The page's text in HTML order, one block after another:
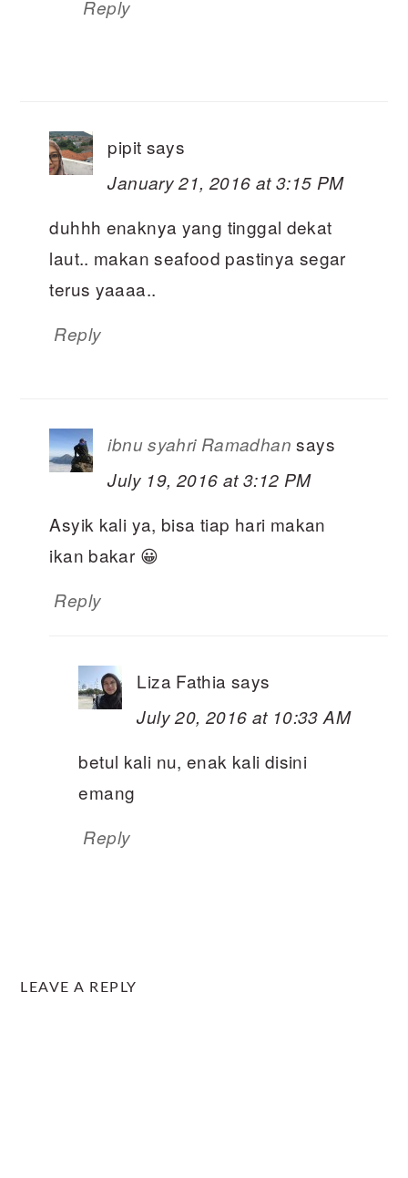
Reply
pipit says
January 21, 2016 at 3:15 PM
duhhh enaknya yang tinggal dekat
laut.. makan seafood pastinya segar
terus yaaaa..
Reply
ibnu syahri Ramadhan says
July 19, 2016 at 3:12 PM
Asyik kali ya, bisa tiap hari makan
ikan bakar 😀
Reply
Liza Fathia says
July 20, 2016 at 10:33 AM
betul kali nu, enak kali disini
emang
Reply
LEAVE A REPLY